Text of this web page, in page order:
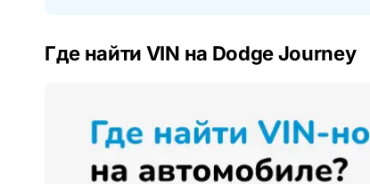
Где найти VIN на Dodge Journey